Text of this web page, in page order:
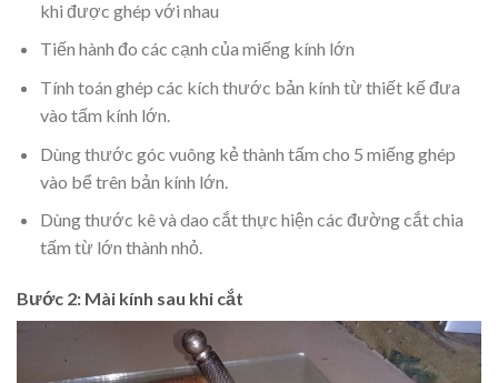
khi được ghép với nhau
Tiến hành đo các cạnh của miếng kính lớn
Tính toán ghép các kích thước bản kính từ thiết kế đưa
vào tấm kính lớn.
Dùng thước góc vuông kẻ thành tấm cho 5 miếng ghép
vào bể trên bản kính lớn.
Dùng thước kê và dao cắt thực hiện các đường cắt chia
tấm từ lớn thành nhỏ.
Bước 2: Mài kính sau khi cắt